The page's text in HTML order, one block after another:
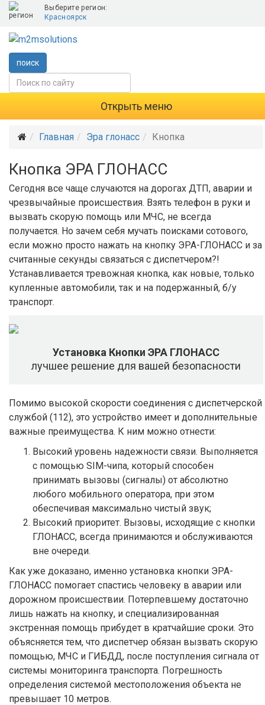
Выберите регион:
Красноярск
поиск
Открыть меню
Главная Эра глонасс Кнопка
Кнопка ЭРА ГЛОНАСС
Сегодня все чаще случаются на дорогах ДТП, аварии и
чрезвычайные происшествия. Взять телефон в руки и
вызвать скорую помощь или МЧС, не всегда
получается. Но зачем себя мучать поисками сотового,
если можно просто нажать на кнопку ЭРА-ГЛОНАСС и за
считанные секунды связаться с диспетчером?!
Устанавливается тревожная кнопка, как новые, только
купленные автомобили, так и на подержанный, б/у
транспорт.
Установка Кнопки ЭРА ГЛОНАСС
лучшее решение для вашей безопасности
Помимо высокой скорости соединения с диспетчерской
службой (112), это устройство имеет и дополнительные
важные преимущества. К ним можно отнести:
Высокий уровень надежности связи. Выполняется
с помощью SIM-чипа, который способен
принимать вызовы (сигналы) от абсолютно
любого мобильного оператора, при этом
обеспечивая максимально чистый звук;
Высокий приоритет. Вызовы, исходящие с кнопки
ГЛОНАСС, всегда принимаются и обслуживаются
вне очереди.
Как уже доказано, именно установка кнопки ЭРА-
ГЛОНАСС помогает спастись человеку в аварии или
дорожном происшествии. Потерпевшему достаточно
лишь нажать на кнопку, и специализированная
экстренная помощь прибудет в кратчайшие сроки. Это
объясняется тем, что диспетчер обязан вызвать скорую
помощью, МЧС и ГИБДД, после поступления сигнала от
системы мониторинга транспорта. Погрешность
определения системой местоположения объекта не
превышает 10 метров.